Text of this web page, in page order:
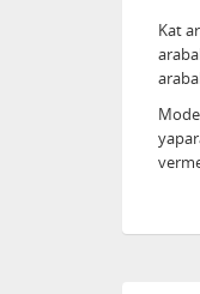
Kat